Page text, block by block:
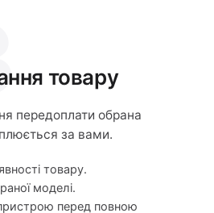
товару
передоплати обрана
за вами.
товару.
моделі.
перед повною